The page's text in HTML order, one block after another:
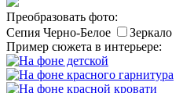
Преобразовать фото:
Сепия Черно-Белое
Зеркало
Пример сюжета в интерьере: